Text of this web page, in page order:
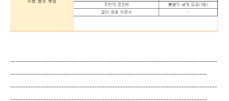
---------------------------------------------------------------------------------
-----------------------------------------------------------------------------
---------------------------------------------------------------------------------